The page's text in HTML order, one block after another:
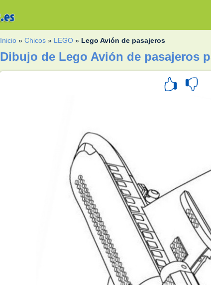
Inicio »Chicos » LEGO » Lego Avión de pasajeros
Dibujo de Lego Avión de pasajeros